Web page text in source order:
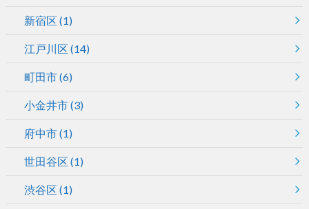
新宿区 (1)
江戸川区 (14)
町田市(6)
小金井市(3)
府中市(1)
世田谷区 (1)
渋谷区 (1)